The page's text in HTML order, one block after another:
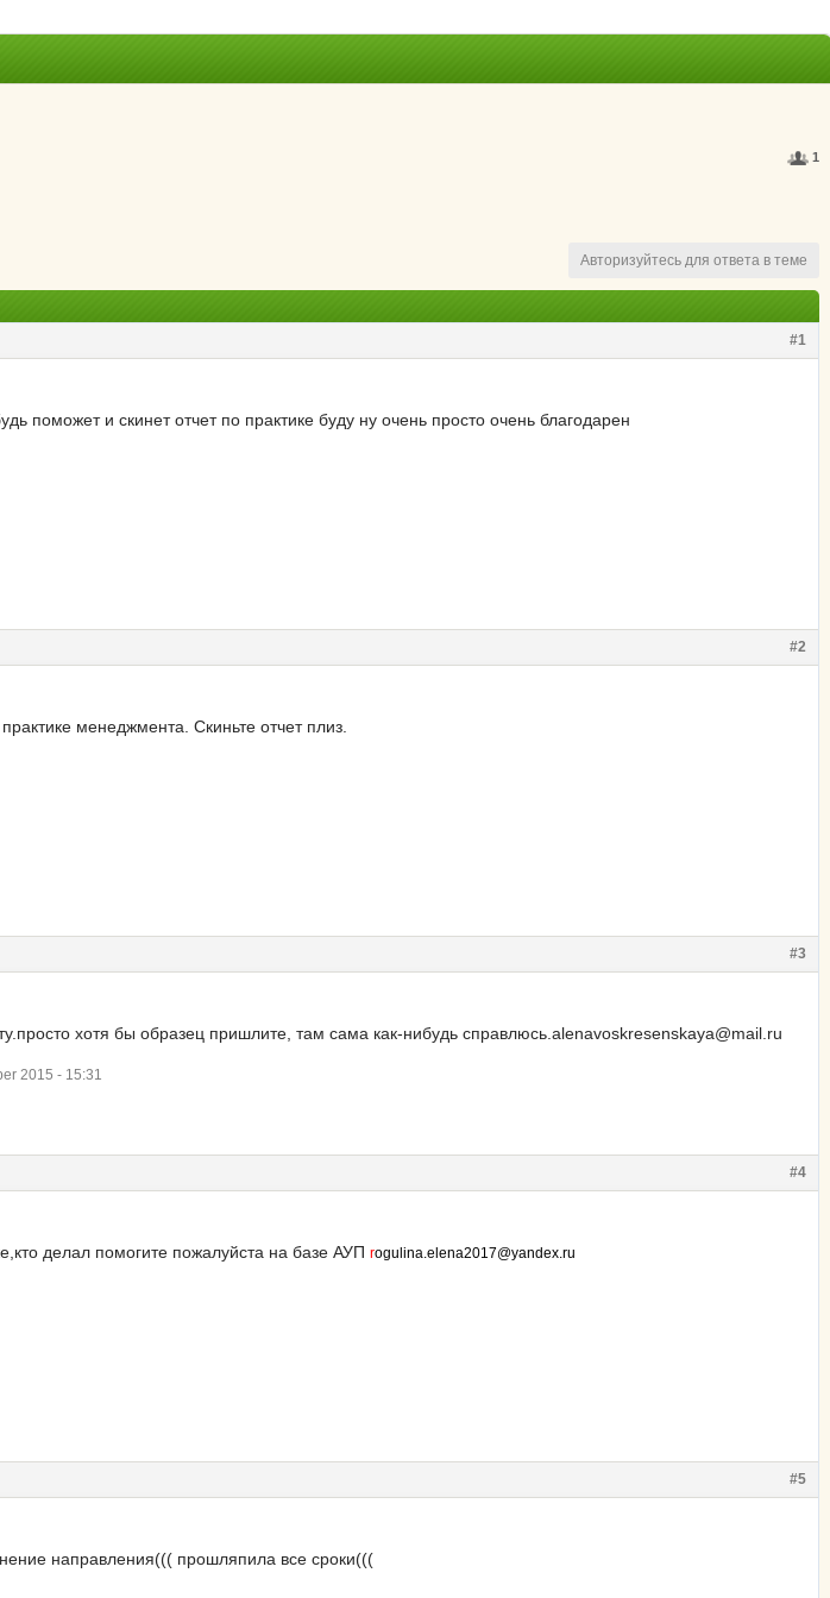
1
Авторизуйтесь для ответа в теме
#1
поможет и скинет отчет по практике буду ну очень просто очень благодарен
#2
менеджмента. Скиньте отчет плиз.
#3
хотя бы образец пришлите, там сама как-нибудь справлюсь.alenavoskresenskaya@mail.ru
2015 - 15:31
#4
делал помогите пожалуйста на базе АУП rogulina.elena2017@yandex.ru
#5
направления((( прошляпила все сроки(((